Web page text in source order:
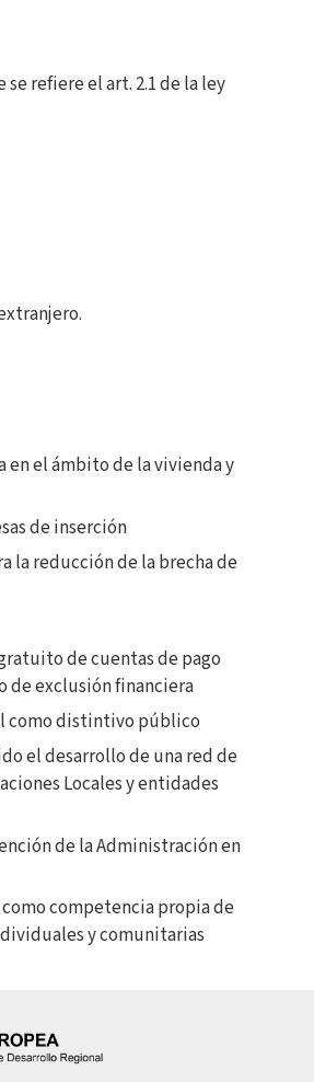
refiere el art. 2.1 de la ley
en el ámbito de la vivienda y
de inserción
la reducción de la brecha de
de cuentas de pago
de exclusión financiera
como distintivo público
el desarrollo de una red de
Locales y entidades
de la Administración en
competencia propia de
y comunitarias